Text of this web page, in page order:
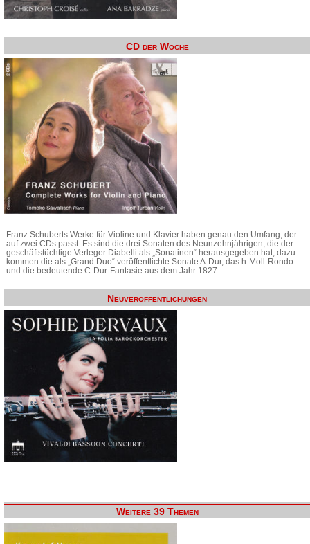
CD der Woche
Franz Schuberts Werke für Violine und Klavier haben genau den Umfang, der
auf zwei CDs passt. Es sind die drei Sonaten des Neunzehnjährigen, die der
geschäftstüchtige Verleger Diabelli als „Sonatinen“ herausgegeben hat, dazu
kommen die als „Grand Duo“ veröffentlichte Sonate A-Dur, das h-Moll-Rondo
und die bedeutende C-Dur-Fantasie aus dem Jahr 1827.
Neuveröffentlichungen
Weitere 39 Themen